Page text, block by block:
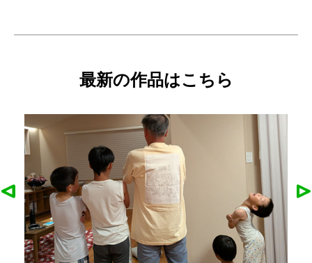
最新の作品はこちら